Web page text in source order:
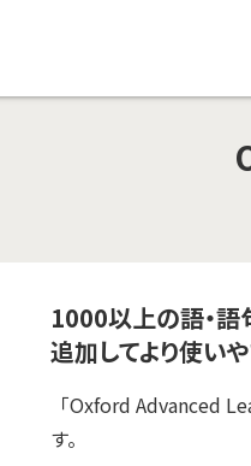
1000以上の語・語
追加してより使いや
「Oxford Advanced
す。